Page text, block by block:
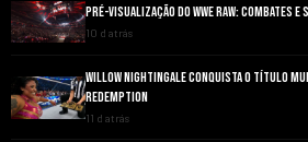
PRÉ-VISUALIZAÇÃO DO WWE RAW: COMBATES E
10 d atrás
WILLOW NIGHTINGALE CONQUISTA O TÍTULO
REDEMPTION
11 d atrás